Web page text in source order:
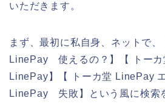
いただきます。
まず、最初に私自身、ネットで、
LinePay 使えるの？】【 トー
LinePay】【 トーカ堂 LinePay
LinePay 失敗】という風に検索